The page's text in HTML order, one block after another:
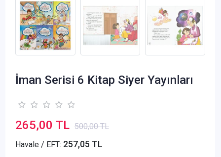
İman Serisi 6 Kitap Siyer Yayınları
265,00 TL 500,00 TL
Havale / EFT: 257,05 TL